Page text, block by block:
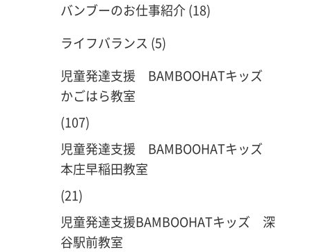
バンブーのお仕事紹介(18)
ライフバランス (5)
児童発達支援 BAMBOOHATキッズ
かごはら教室
(107)
児童発達支援 BAMBOOHATキッズ
本庄早稲田教室
(21)
児童発達支援BAMBOOHATキッズ 深
谷駅前教室